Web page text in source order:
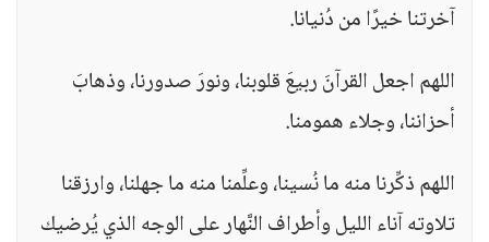
آخرتنا خيرًا من دُنيانا.
اللهم اجعل القرآنَ ربيعَ قلوبنا، ونورَ صدورنا، وذهابَ
أحزاننا، وجلاء همومنا.
اللهم ذكِّرنا منه ما نُسينا، وعلِّمنا منه ما جهلنا، وارزقنا
تلاوته آناء الليل وأطراف النَّهار على الوجه الذي يُرضيك